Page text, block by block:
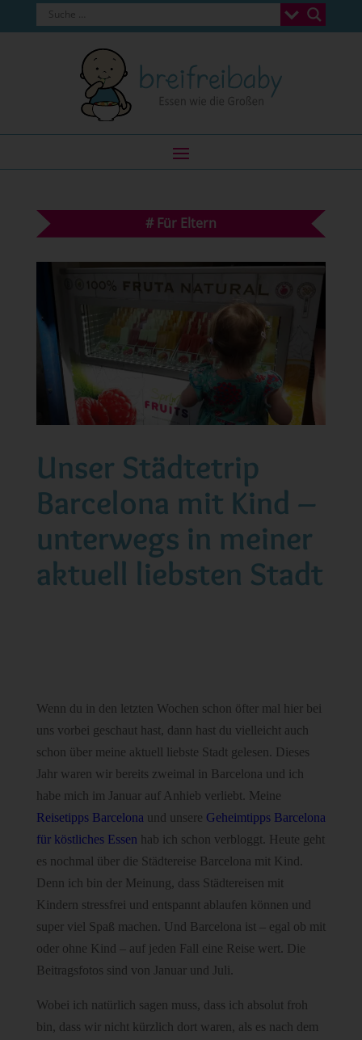
# Für Eltern
Unser Städtetrip
Barcelona mit Kind –
unterwegs in meiner
aktuell liebsten Stadt
Wenn du in den letzten Wochen schon öfter mal hier bei
uns vorbei geschaut hast, dann hast du vielleicht auch
schon über meine aktuell liebste Stadt gelesen. Dieses
Jahr waren wir bereits zweimal in Barcelona und ich
habe mich im Januar auf Anhieb verliebt. Meine
Reisetipps Barcelona und unsere Geheimtipps Barcelona
für köstliches Essen hab ich schon verbloggt. Heute geht
es nochmal über die Städtereise Barcelona mit Kind.
Denn ich bin der Meinung, dass Städtereisen mit
Kindern stressfrei und entspannt ablaufen können und
super viel Spaß machen. Und Barcelona ist – egal ob mit
oder ohne Kind – auf jeden Fall eine Reise wert. Die
Beitragsfotos sind von Januar und Juli.
Wobei ich natürlich sagen muss, dass ich absolut froh
bin, dass wir nicht kürzlich dort waren, als es nach dem